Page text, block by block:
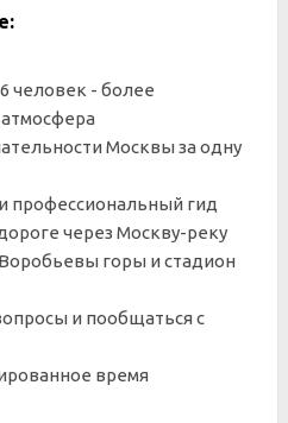
человек - более
Москвы за одну
профессиональный гид
через Москву-реку
горы и стадион
и пообщаться с
время